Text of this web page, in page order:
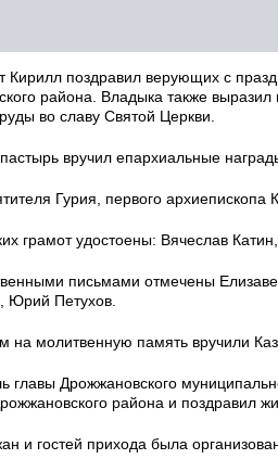
Кирилл поздравил верующих с
района. Владыка также выразил
во славу Святой Церкви.
вручил епархиальные
Гурия, первого архиепископа
грамот удостоены: Вячеслав
письмами отмечены
Юрий Петухов.
на молитвенную память вручили
главы Дрожжановского
района и поздравил
и гостей прихода была